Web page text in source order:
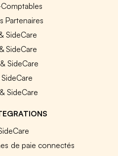
Partenaires
SideCare
SideCare
SideCare
SideCare
de paie connectés